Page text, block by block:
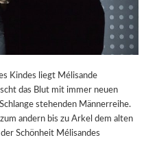
Kindes liegt Mélisande
das Blut mit immer neuen
stehenden Männerreihe.
andern bis zu Arkel dem alten
Schönheit Mélisandes